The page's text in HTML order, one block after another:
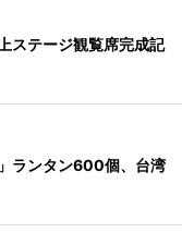
ステージ観覧席完成記
ランタン600個、台湾